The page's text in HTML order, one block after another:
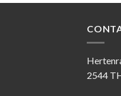
2544